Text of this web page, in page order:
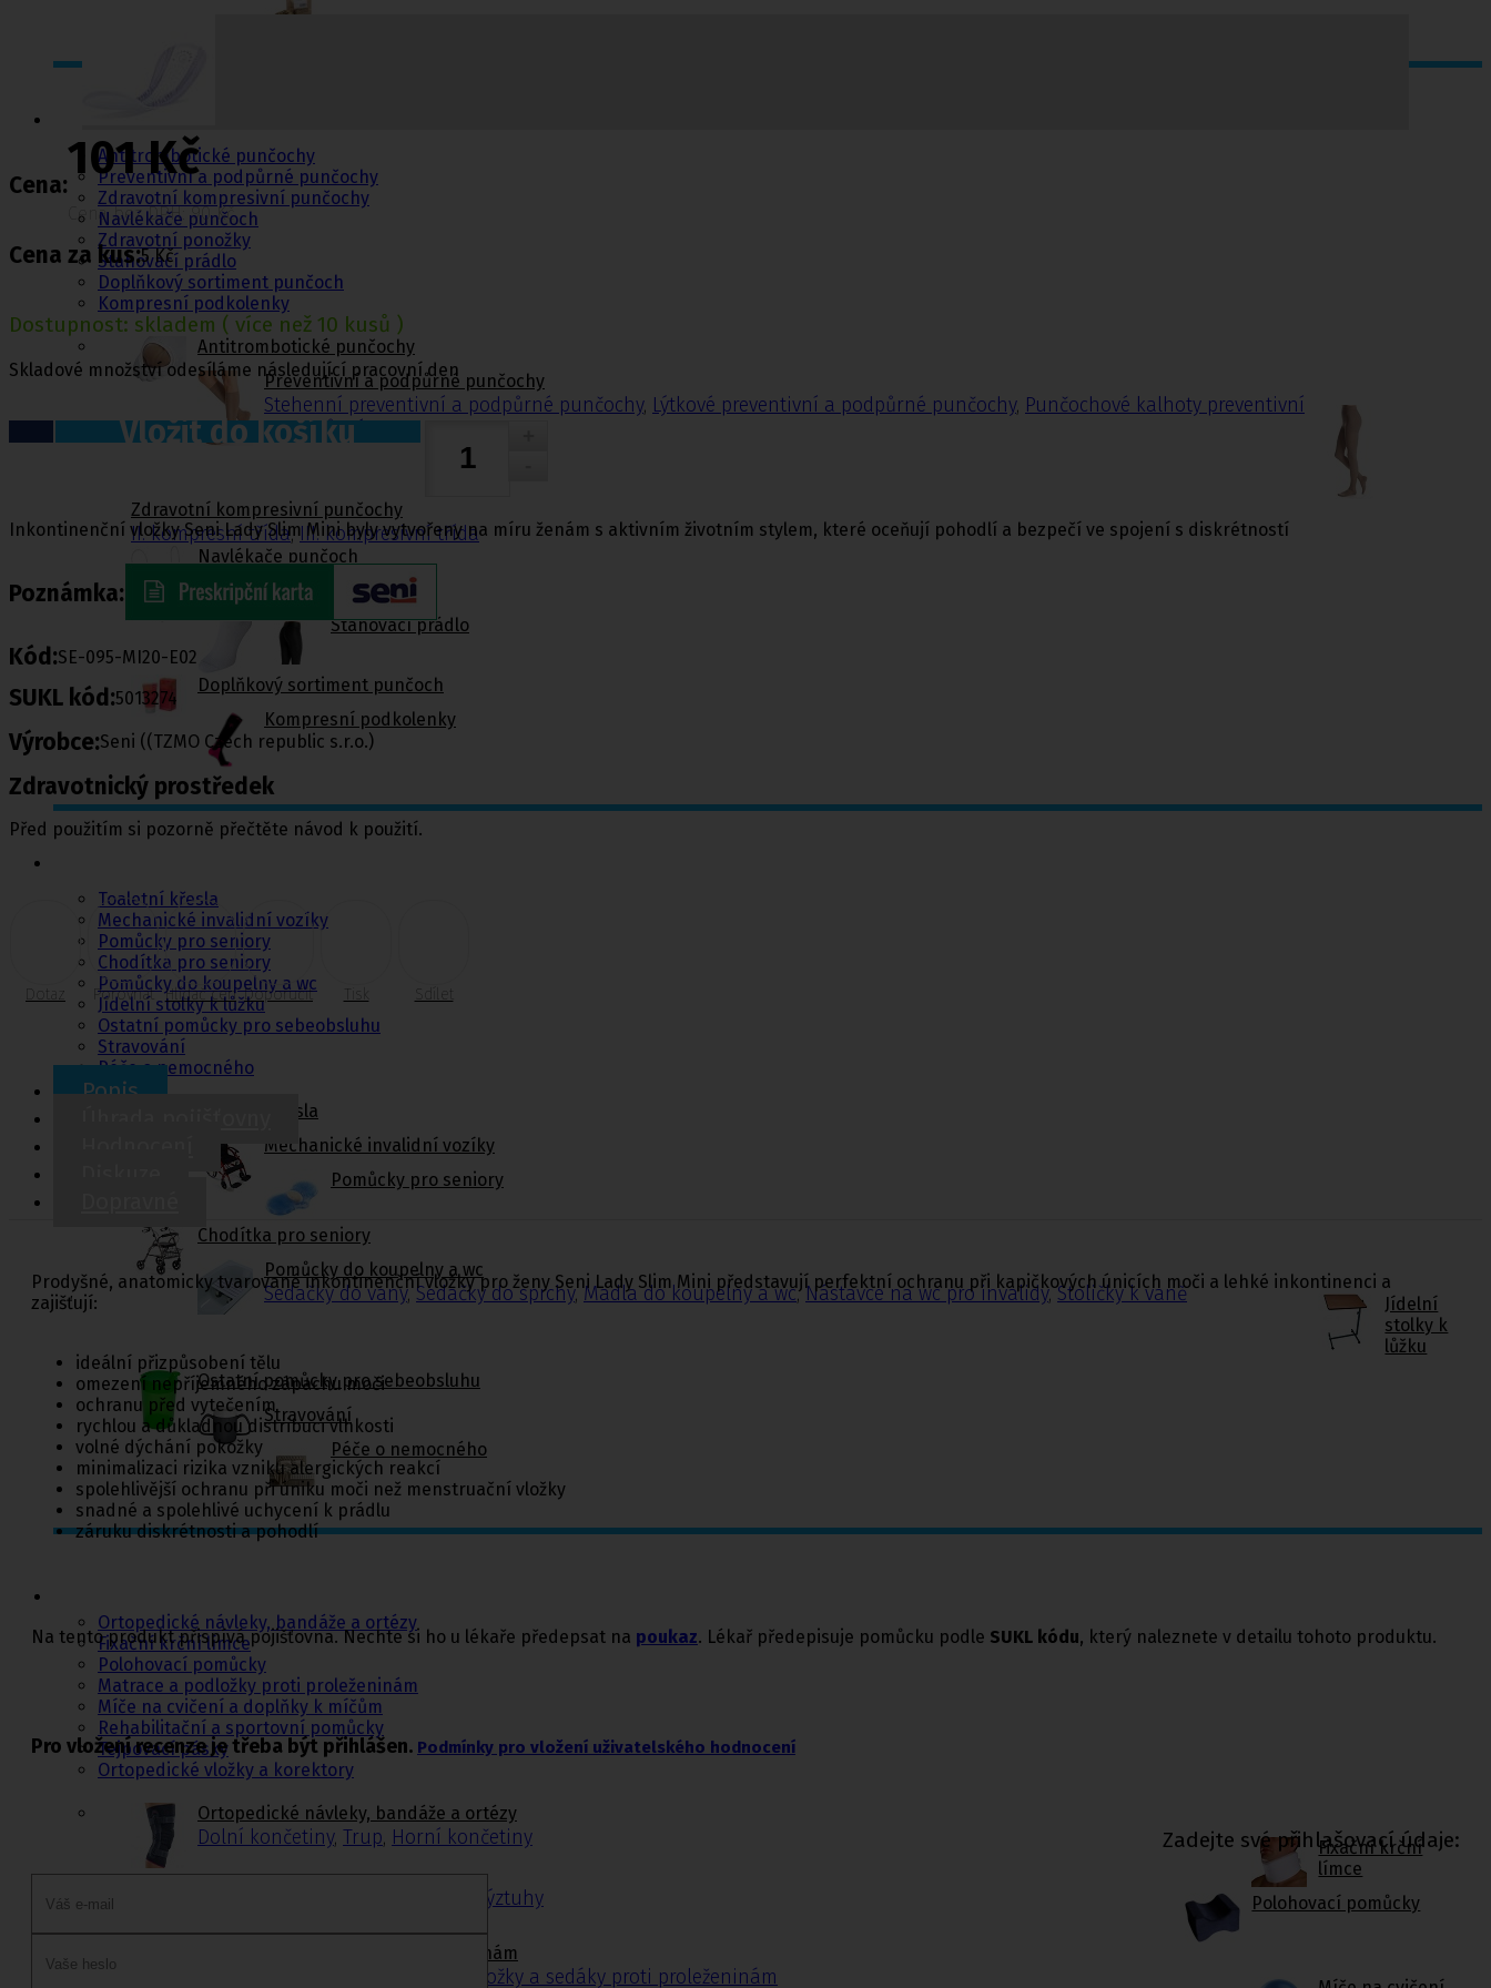
Antitrombotické punčochy
Preventivní a podpůrné punčochy
Zdravotní kompresivní punčochy
Navlékače punčoch
Zdravotní ponožky
Stahovací prádlo
Doplňkový sortiment punčoch
Kompresní podkolenky
Antitrombotické punčochy
Preventivní a podpůrné punčochy
Stehenní preventivní a podpůrné punčochy, Lýtkové preventivní a podpůrné punčochy, Punčochové kalhoty preventivní
a podpůrné
Zdravotní kompresivní punčochy
II. kompresní třída, III. kompresivní třída
Navlékače punčoch
Zdravotní ponožky
Stahovací prádlo
Doplňkový sortiment punčoch
Kompresní podkolenky
Pomůcky pro
Toaletní křesla
Mechanické invalidní vozíky
Pomůcky pro seniory
Chodítka pro seniory
Pomůcky do koupelny a wc
Jídelní stolky k lůžku
Ostatní pomůcky pro sebeobsluhu
Stravování
Péče o nemocného
Toaletní křesla
Mechanické invalidní vozíky
Pomůcky pro seniory
Chodítka pro seniory
Pomůcky do koupelny a wc
Sedačky do vany,Sedačky do sprchy,Madla do koupelny a wc,Nástavce na wc pro invalidy,Stoličky k vaně
Jídelní
stolky k
lůžku
Ostatní pomůcky pro sebeobsluhu
Stravování
Péče o nemocného
Ortopedické návleky, bandáže a ortézy
Fixační krční límce
Polohovací pomůcky
Matrace a podložky proti proleženinám
Míče na cvičení a doplňky k míčům
Rehabilitační a sportovní pomůcky
Tejpovací pásky
Ortopedické vložky a korektory
Ortopedické návleky, bandáže a ortézy
Dolní končetiny, Trup, Horní končetiny
Fixační krční
límce
Krční límce bez výztuhy Polohovací pomůcky
Matrace a podložky proti proleženinám
Podložky a sedáky proti proleženinám
Cena:
101 Kč
Cena bez DPH: 90 Kč
Cena za kus:5 Kč
Dostupnost: skladem ( více než 10 kusů )
Skladové množství odesíláme následující pracovní den
Vložit do košíku
Inkontinenční vložky Seni Lady Slim Mini byly vytvořeny na míru ženám s aktivním životním stylem, které oceňují pohodlí a bezpečí ve spojení s diskrétností
Poznámka:
Kód:SE-095-MI20-E02
SUKL kód:5013274
Výrobce:Seni ((TZMO Czech republic s.r.o.)
Zdravotnický prostředek
Před použitím si pozorně přečtěte návod k použití.
Dotaz Porovnat Hlídač cen Doporučit Tisk Sdílet
Popis
Prodyšné, anatomicky tvarované inkontinenční vložky pro ženy Seni Lady Slim Mini představují perfektní ochranu při kapičkových únicích moči a lehké inkontinenci a
zajišťují:
ideální přizpůsobení tělu
omezení nepříjemného zápachu moči
ochranu před vytečením
rychlou a důkladnou distribuci vlhkosti
volné dýchání pokožky
minimalizaci rizika vzniku alergických reakcí
spolehlivější ochranu při úniku moči než menstruační vložky
snadné a spolehlivé uchycení k prádlu
záruku diskrétnosti a pohodlí
Na tento produkt přispívá pojišťovna. Nechte si ho u lékaře předepsat na poukaz. Lékař předepisuje pomůcku podle SUKL kódu, který naleznete v detailu tohoto produktu.
Pro vložení recenze je třeba být přihlášen. Podmínky pro vložení uživatelského hodnocení
Zadejte své přihlašovací údaje: